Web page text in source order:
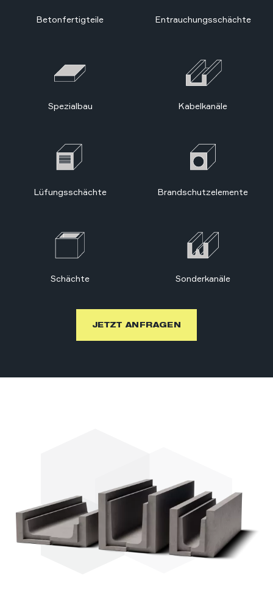
Betonfertigteile Ent­rauch­ungs­schäch­te
Spezialbau Kabel­kanäle
Lüfungs­schächte Brandschutzelemente
Schächte Sonder­kanäle
JETZT ANFRAGEN